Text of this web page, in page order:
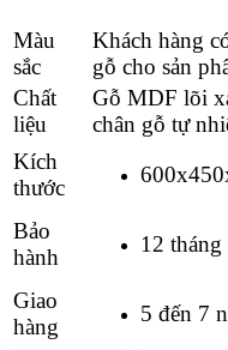
Màu
sắc
Khách hàng
gỗ cho sản
Chất
liệu
Gỗ MDF lõi
chân gỗ tự
Kích
thước
Bảo
hành
12 tháng
Giao
hàng
5 đến 7